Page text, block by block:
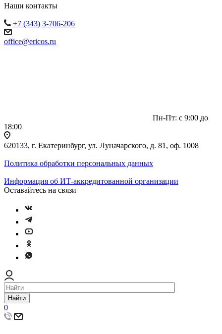
Наши контакты
+7 (343) 3-706-206
office@ericos.ru
Пн-Пт: с 9:00 до
18:00
620133, г. Екатеринбург, ул. Луначарского, д. 81, оф. 1008
Политика обработки персональных данных
Информация об ИТ-аккредитованной организации
Оставайтесь на связи
Найти
0